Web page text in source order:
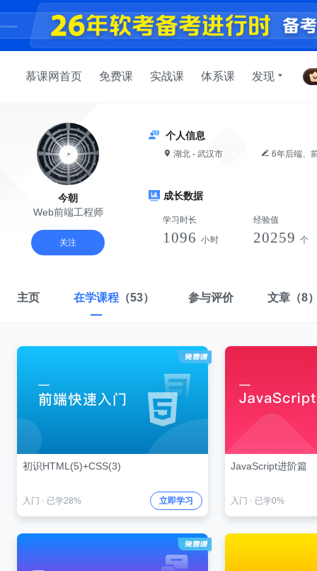
慕课网首页 免费课 实战课 体系课 发现
今朝
Web前端工程师
关注
个人信息
湖北 - 武汉市
成长数据
学习时长
1096 小时
经验值
20259 个
主页 在学课程 （53） 参与评价 文章 （8
初识HTML(5)+CSS(3)
入门 · 已学28% 立即学习
JavaScript进阶篇
入门 · 已学0%